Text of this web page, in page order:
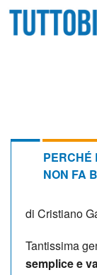
CALENDARIO
OSCAR
ALBI D'ORO
PERCHÉ
NON FA
di Cristiano
Tantissima
semplice e